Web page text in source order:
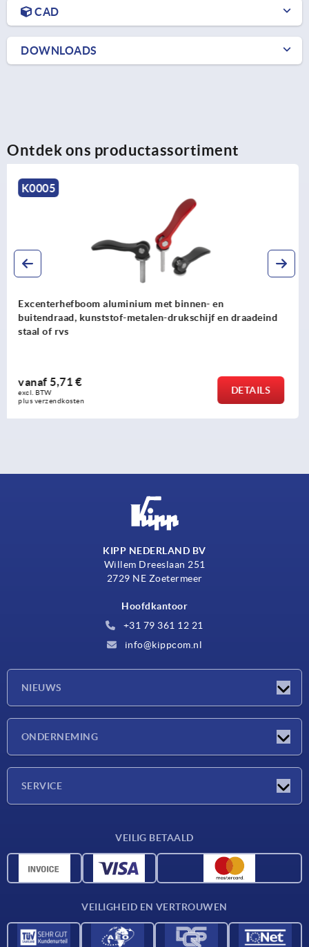
CAD
DOWNLOADS
Ontdek ons productassortiment
K2123
Excenterhefboom staal met binnen- en buitendraad,
kunststof drukschijf en draadeind staal
vanaf8,12 €
excl. BTW
plus verzendkosten
DETAILS
KIPP NEDERLAND BV
Willem Dreeslaan 251
2729 NE Zoetermeer
Hoofdkantoor
+31 79 361 12 21
info@kippcom.nl
NIEUWS
ONDERNEMING
SERVICE
CAD-gegevens
VEILIG BETAALD
VEILIGHEID EN VERTROUWEN